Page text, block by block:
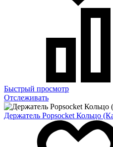
Быстрый просмотр
Отслеживать
Держатель Popsocket Кольцо